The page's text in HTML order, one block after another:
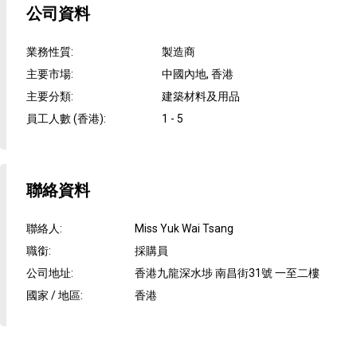
公司資料
業務性質:
製造商
主要市場:
中國內地, 香港
主要分類:
建築材料及用品
員工人數 (香港): 1 - 5
聯絡資料
聯絡人:
Miss Yuk Wai Tsang
職銜:
採購員
公司地址:
香港九龍深水埗 南昌街31號 一至二樓
國家 / 地區: 香港